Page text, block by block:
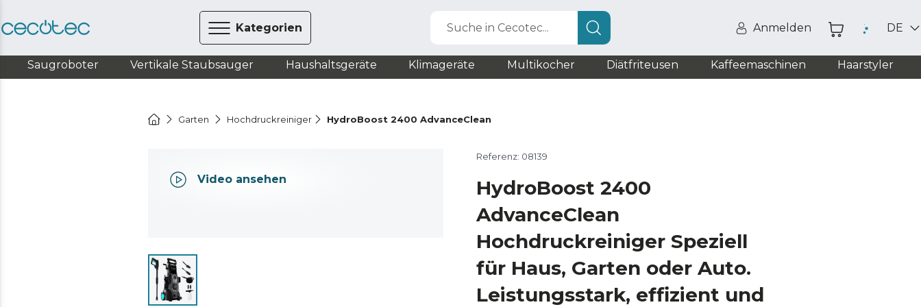
Kategorien Suche in Cecotec... Anmelden DE
Saugroboter Vertikale Staubsauger Haushaltsgeräte Klimageräte Multikocher Diätfriteusen Kaffeemaschinen Haarstyler
Garten Hochdruckreiniger HydroBoost 2400 AdvanceClean
Video ansehen
Referenz: 08139
HydroBoost 2400
AdvanceClean
Hochdruckreiniger Speziell
für Haus, Garten oder Auto.
Leistungsstark, effizient und